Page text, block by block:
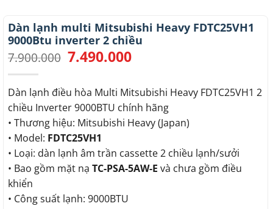
Dàn lạnh multi Mitsubishi Heavy FDTC25VH1
9000Btu inverter 2 chiều
7.900.000 Giá
gốc
7.900.000.
7.490.000Giá
là:
7.490.000.
Dàn lạnh điều hòa Multi Mitsubishi Heavy FDTC25VH1 2
chiều Inverter 9000BTU chính hãng
• Thương hiệu: Mitsubishi Heavy (Japan)
• Model: FDTC25VH1
• Loại: dàn lạnh âm trần cassette 2 chiều lạnh/sưởi
• Bao gồm mặt nạ TC-PSA-5AW-E và chưa gồm điều
khiển
• Công suất lạnh: 9000BTU